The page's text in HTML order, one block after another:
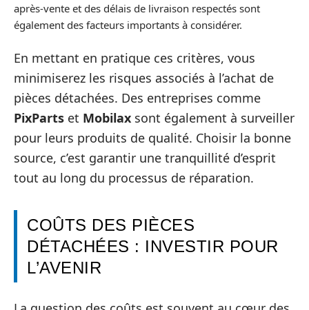
après-vente et des délais de livraison respectés sont
également des facteurs importants à considérer.
En mettant en pratique ces critères, vous
minimiserez les risques associés à l’achat de
pièces détachées. Des entreprises comme
PixParts et Mobilax sont également à surveiller
pour leurs produits de qualité. Choisir la bonne
source, c’est garantir une tranquillité d’esprit
tout au long du processus de réparation.
COÛTS DES PIÈCES
DÉTACHÉES : INVESTIR POUR
L’AVENIR